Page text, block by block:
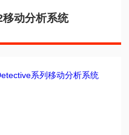
动分析系统